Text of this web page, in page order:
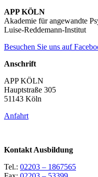
APP KÖLN
Akademie für angewandte
Luise-Reddemann-Institut
Besuchen Sie uns auf
Anschrift
APP KÖLN
Hauptstraße 305
51143 Köln
Anfahrt
Kontakt Ausbildung
Tel.: 02203 – 1867565